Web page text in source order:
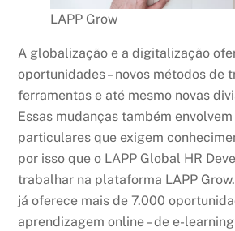
LAPP Grow
A globalização e a digitalização
oportunidades – novos métodos de
ferramentas e até mesmo novas
Essas mudanças também
particulares que exigem
por isso que o LAPP Global HR
trabalhar na plataforma LAPP
já oferece mais de 7.000
aprendizagem online – de e-